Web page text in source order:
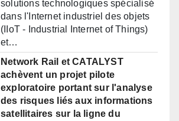
solutions technologiques spécialisé
dans l'Internet industriel des objets
(IIoT - Industrial Internet of Things)
et…
Network Rail et CATALYST
achèvent un projet pilote
exploratoire portant sur l'analyse
des risques liés aux informations
satellitaires sur la ligne du